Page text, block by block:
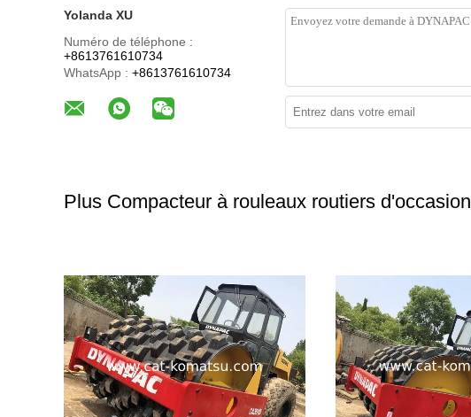
Yolanda XU
Numéro de téléphone :
+8613761610734
WhatsApp : +8613761610734
Plus Compacteur à rouleaux routiers d'occasion